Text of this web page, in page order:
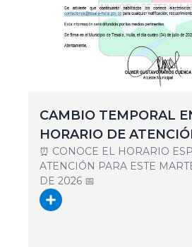
CAMBIO TEMPORAL
HORARIO DE
PÚBLICO 🏛️
⏰ CONOCE EL HORARIO
ATENCIÓN PARA ESTE
DE 2026 📅